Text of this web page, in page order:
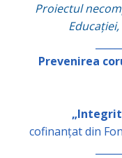
Proiectul
Prevenirea
cofinanțat din